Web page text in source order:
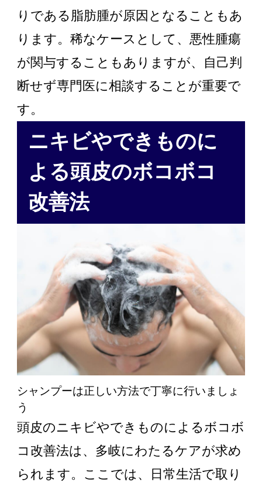
りである脂肪腫が原因となることもあ
ります。稀なケースとして、悪性腫瘍
が関与することもありますが、自己判
断せず専門医に相談することが重要で
す。
ニキビやできものに
よる頭皮のボコボコ
改善法
シャンプーは正しい方法で丁寧に行いましょ
う
頭皮のニキビやできものによるボコボ
コ改善法は、多岐にわたるケアが求め
られます。ここでは、日常生活で取り